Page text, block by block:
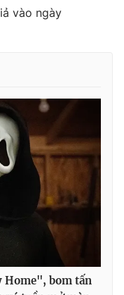
vào ngày
Home", bom tấn